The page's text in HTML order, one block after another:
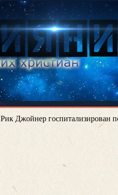
Рик Джойнер госпитализирован